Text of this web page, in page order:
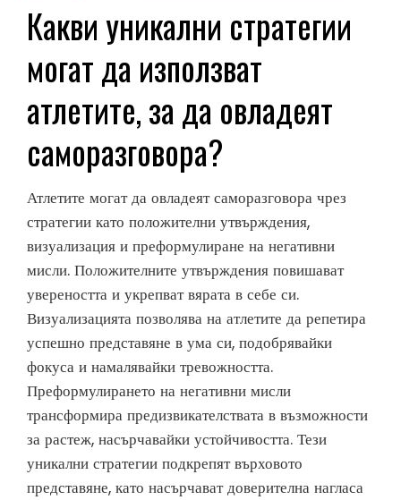
Какви уникални стратегии
могат да използват
атлетите, за да овладеят
саморазговора?
Атлетите могат да овладеят саморазговора чрез
стратегии като положителни утвърждения,
визуализация и преформулиране на негативни
мисли. Положителните утвърждения повишават
увереността и укрепват вярата в себе си.
Визуализацията позволява на атлетите да репетира
успешно представяне в ума си, подобрявайки
фокуса и намалявайки тревожността.
Преформулирането на негативни мисли
трансформира предизвикателствата в възможности
за растеж, насърчавайки устойчивостта. Тези
уникални стратегии подкрепят върховото
представяне, като насърчават доверителна нагласа